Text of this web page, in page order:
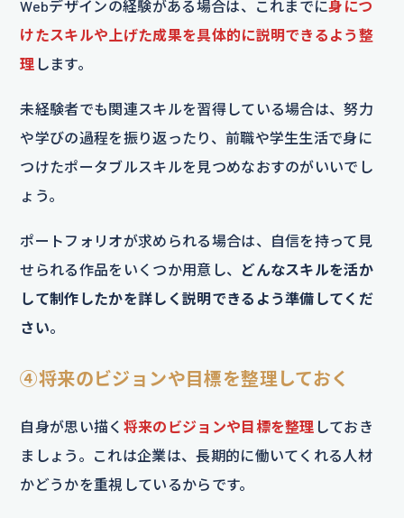
Webデザインの経験がある場合は、これまでに身につ
けたスキルや上げた成果を具体的に説明できるよう整
理 します。
未経験者でも関連スキルを習得している場合は、努力
や学びの過程を振り返ったり、前職や学生生活で身に
つけたポータブルスキルを見つめなおすのがいいでし
ょう。
ポートフォリオが求められる場合は、自信を持って見
せられる作品をいくつか用意し、 どんなスキルを活か
して制作したかを詳しく説明できるよう準備してくだ
さい。
④将来のビジョンや目標を整理しておく
自身が思い描く 将来のビジョンや目標を整理 しておき
ましょう。これは企業は、長期的に働いてくれる人材
かどうかを重視しているからです。